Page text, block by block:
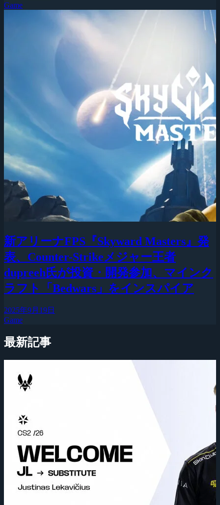
Game
新アリーナFPS『Skyward Masters』発
表、Counter-Strikeメジャー王者
dupreeh氏が投資・開発参加、マインク
ラフト「Bedwars」をインスパイア
2025年9月19日
Game
最新記事